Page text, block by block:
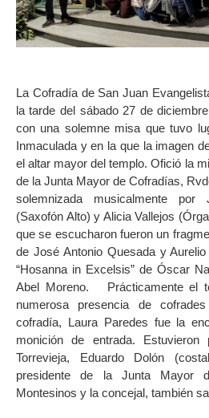
La Cofradía de San Juan
la tarde del sábado 27 de
con una solemne misa que tuvo
Inmaculada y en la que la imagen
el altar mayor del templo. Ofició la
de la Junta Mayor de Cofradías,
solemnizada musicalmente por
(Saxofón Alto) y Alicia Vallejos
que se escucharon fueron un
de José Antonio Quesada y
“Hosanna in Excelsis” de Óscar
Abel Moreno.
Prácticamente el
numerosa presencia de
cofradía, Laura Paredes fue la
monición de entrada.
Torrevieja, Eduardo Dolón
presidente de la Junta Mayor
Montesinos y la concejal, también